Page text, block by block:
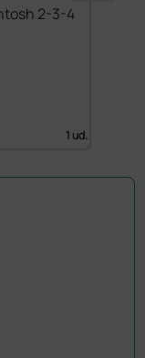
2-3-4
1 ud.